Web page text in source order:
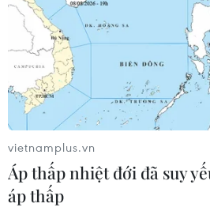
vietnamplus.vn
Áp thấp nhiệt đới đã suy
áp thấp